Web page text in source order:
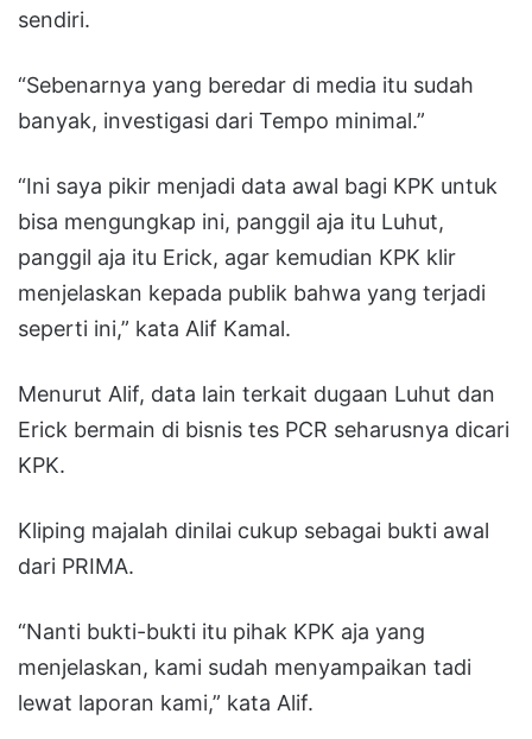
sendiri.
“Sebenarnya yang beredar di media itu sudah
banyak, investigasi dari Tempo minimal.”
“Ini saya pikir menjadi data awal bagi KPK untuk
bisa mengungkap ini, panggil aja itu Luhut,
panggil aja itu Erick, agar kemudian KPK klir
menjelaskan kepada publik bahwa yang terjadi
seperti ini,” kata Alif Kamal.
Menurut Alif, data lain terkait dugaan Luhut dan
Erick bermain di bisnis tes PCR seharusnya dicari
KPK.
Kliping majalah dinilai cukup sebagai bukti awal
dari PRIMA.
“Nanti bukti-bukti itu pihak KPK aja yang
menjelaskan, kami sudah menyampaikan tadi
lewat laporan kami,” kata Alif.